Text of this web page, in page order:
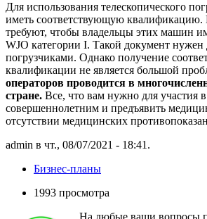
Для использования телескопического
иметь соответствующую
требуют, чтобы владельцы этих машин
WJO категории I. Такой документ нужен
погрузчиками. Однако получение
квалификации не является большой
операторов проводится в
стране. Все, что вам нужно для участия
совершеннолетним и предъявить
отсутствии медицинских
admin в чт., 08/07/2021 - 18:41.
Бизнес-планы
1993 просмотра